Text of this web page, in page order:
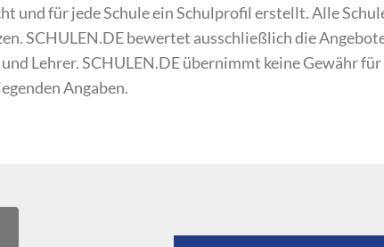
und für jede Schule ein Schulprofil erstellt. Alle
SCHULEN.DE bewertet ausschließlich die
Lehrer. SCHULEN.DE übernimmt keine Gewähr
Angaben.